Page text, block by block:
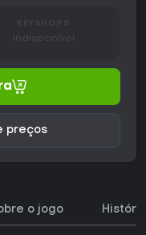
Indisponível
preços
o jogo